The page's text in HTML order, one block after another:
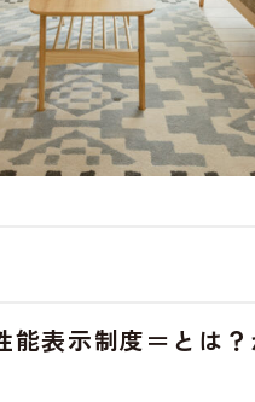
表示制度＝とは？